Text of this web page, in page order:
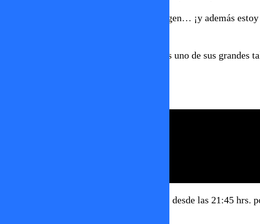
“Estás mina ahora, estás mina, joven, virgen… ¡y además
Raquel volvió a demostrar que la moda es uno de sus grandes
, de lunes a viernes desde las 21:45 hrs.